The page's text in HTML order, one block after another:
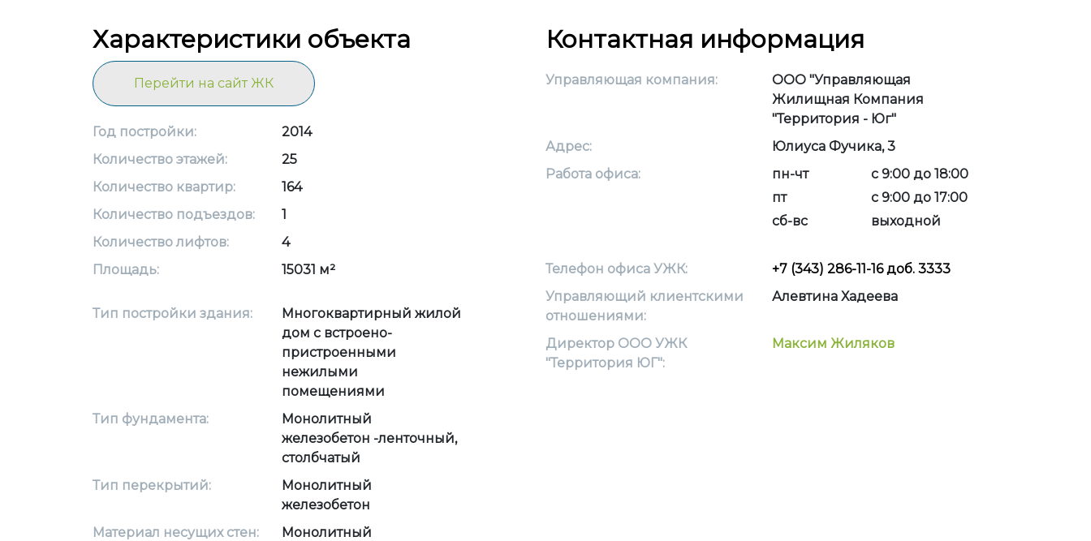
Характеристики объекта
Перейти на сайт ЖК
Год постройки:
2014
Количество этажей:
25
Количество квартир:
164
Количество подъездов:
1
Количество лифтов:
4
Площадь:
15031 м²
Тип постройки здания:
Многоквартирный жилой
дом с встроено-
пристроенными
нежилыми
помещениями
Тип фундамента:
Монолитный
железобетон -ленточный,
столбчатый
Тип перекрытий:
Монолитный
железобетон
Материал несущих стен:
Монолитный
Контактная информация
Управляющая компания:
ООО "Управляющая
Жилищная Компания
"Территория - Юг"
Адрес:
Юлиуса Фучика, 3
Работа офиса:
пн-чт
с 9:00 до 18:00
пт
с 9:00 до 17:00
сб-вс
выходной
Телефон офиса УЖК:
+7 (343) 286-11-16 доб. 3333
Управляющий клиентскими
отношениями:
Алевтина Хадеева
Директор ООО УЖК
"Территория ЮГ":
Максим Жиляков